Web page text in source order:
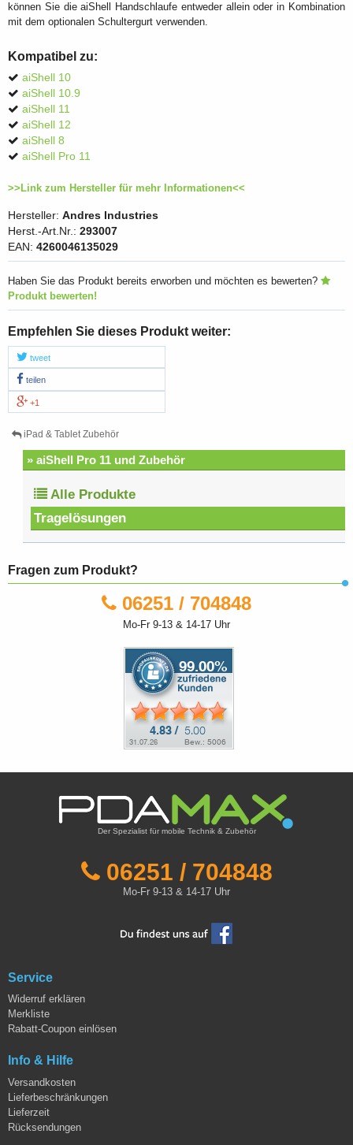
können Sie die aiShell Handschlaufe entweder allein oder in Kombination
mit dem optionalen Schultergurt verwenden.
Kompatibel zu:
aiShell 10
aiShell 10.9
aiShell 11
aiShell 12
aiShell 8
aiShell Pro 11
>>Link zum Hersteller für mehr Informationen<<
Hersteller: Andres Industries
Herst.-Art.Nr.: 293007
EAN: 4260046135029
Haben Sie das Produkt bereits erworben und möchten es bewerten?
Produkt bewerten!
Empfehlen Sie dieses Produkt weiter:
tweet
teilen
+1
iPad & Tablet Zubehör
» aiShell Pro 11 und Zubehör
Alle Produkte
Tragelösungen
Fragen zum Produkt?
06251 / 704848
Mo-Fr 9-13 & 14-17 Uhr
Der Spezialist für mobile Technik & Zubehör
06251 / 704848
Mo-Fr 9-13 & 14-17 Uhr
Service
Widerruf erklären
Merkliste
Rabatt-Coupon einlösen
Info & Hilfe
Versandkosten
Lieferbeschränkungen
Lieferzeit
Rücksendungen